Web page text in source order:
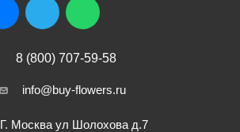
8 (800) 707-59-58
info@buy-flowers.ru
Г. Москва ул Шолохова д.7